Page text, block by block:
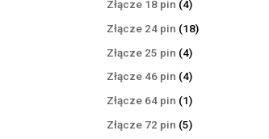
Złącze 18 pin 44
produkty
Złącze 24 pin 1818
Złącze 25 pin 44
produkty
Złącze 46 pin 44
produkty
Złącze 64 pin 11
produkt
Złącze 72 pin 55